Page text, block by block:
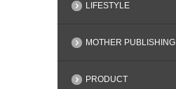
LIFESTYLE
MOTHER PUBLISHING
PRODUCT